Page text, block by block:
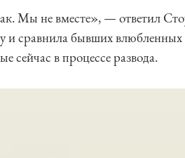
Мы не вместе», — ответил
и сравнила бывших
сейчас в процессе развода.